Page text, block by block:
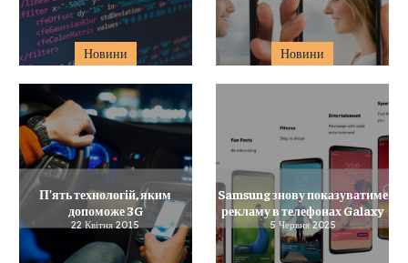
Новини Новини
П’ять технологій, яким
допоможе 3G
22 Квітня 2015
Samsung знову показуватиме
рекламу в телефонах Galaxy
5 Червня 2025